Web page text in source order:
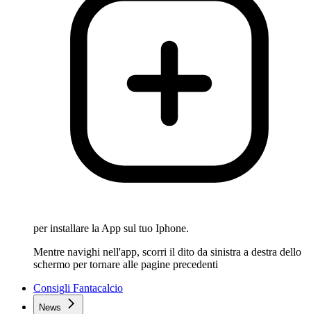
per installare la App sul tuo Iphone.
Mentre navighi nell'app, scorri il dito da sinistra a destra dello
schermo per tornare alle pagine precedenti
Consigli Fantacalcio
News